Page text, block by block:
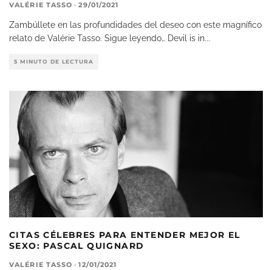
VALÉRIE TASSO · 29/01/2021
Zambúllete en las profundidades del deseo con este magnífico
relato de Valérie Tasso. Sigue leyendo… Devil is in...
5 MINUTO DE LECTURA
CITAS CÉLEBRES PARA ENTENDER MEJOR EL
SEXO: PASCAL QUIGNARD
VALÉRIE TASSO · 12/01/2021